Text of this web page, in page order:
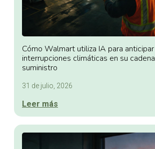
Cómo Walmart utiliza IA para anticipar
interrupciones climáticas en su
suministro
31 de julio, 2026
Leer más